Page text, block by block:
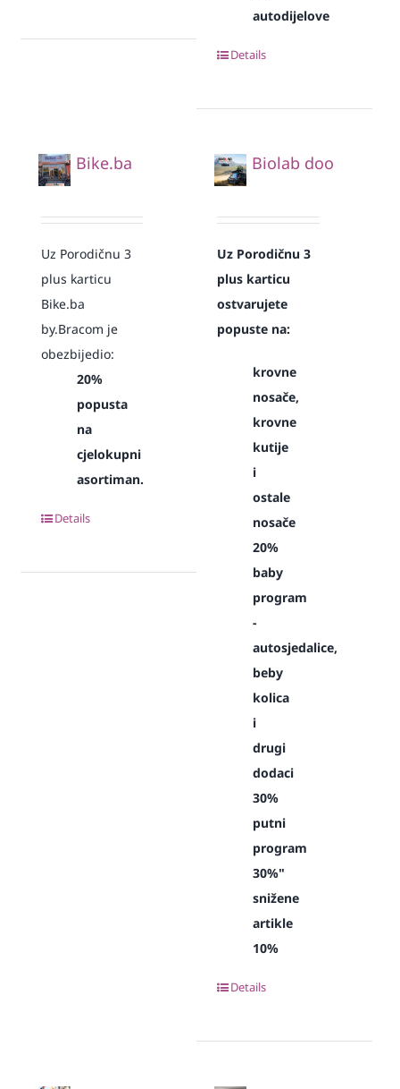
autodijelove
Details
Bike.ba
Uz Porodičnu 3
plus karticu
Bike.ba
by.Bracom je
obezbijedio:
20%
popusta
na
cjelokupni
asortiman.
Details
Biolab doo
Uz Porodičnu 3
plus karticu
ostvarujete
popuste na:
krovne
nosače,
krovne
kutije
i
ostale
nosače
20%
baby
program
-
autosjedalice,
beby
kolica
i
drugi
dodaci
30%
putni
program
30%"
snižene
artikle
10%
Details